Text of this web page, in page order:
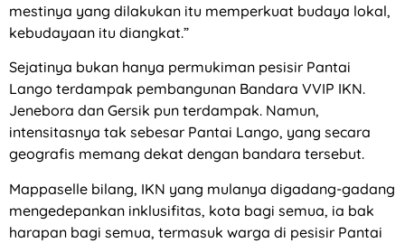
mestinya yang dilakukan itu memperkuat budaya lokal,
kebudayaan itu diangkat.”
Sejatinya bukan hanya permukiman pesisir Pantai
Lango terdampak pembangunan Bandara VVIP IKN.
Jenebora dan Gersik pun terdampak. Namun,
intensitasnya tak sebesar Pantai Lango, yang secara
geografis memang dekat dengan bandara tersebut.
Mappaselle bilang, IKN yang mulanya digadang-gadang
mengedepankan inklusifitas, kota bagi semua, ia bak
harapan bagi semua, termasuk warga di pesisir Pantai